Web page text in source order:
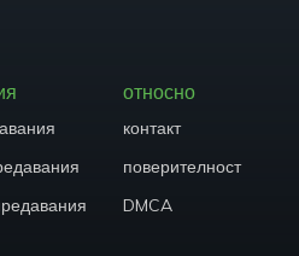
относно
контакт
поверителност
DMCA